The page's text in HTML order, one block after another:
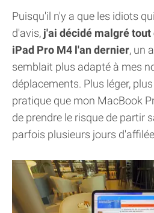
Puisqu'il n'y a que les idiots
d'avis, j'ai décidé malgré tout
iPad Pro M4 l'an dernier, un
semblait plus adapté à mes
déplacements. Plus léger,
pratique que mon MacBook
de prendre le risque de partir
parfois plusieurs jours